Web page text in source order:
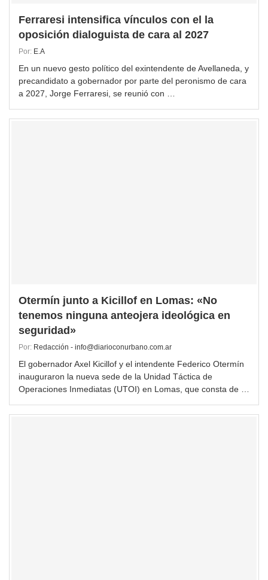
Ferraresi intensifica vínculos con el la
oposición dialoguista de cara al 2027
Por: E.A
En un nuevo gesto político del exintendente de Avellaneda, y
precandidato a gobernador por parte del peronismo de cara
a 2027, Jorge Ferraresi, se reunió con …
Otermín junto a Kicillof en Lomas: «No
tenemos ninguna anteojera ideológica en
seguridad»
Por: Redacción - info@diarioconurbano.com.ar
El gobernador Axel Kicillof y el intendente Federico Otermín
inauguraron la nueva sede de la Unidad Táctica de
Operaciones Inmediatas (UTOI) en Lomas, que consta de …